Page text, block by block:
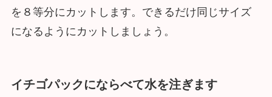
を８等分にカットします。できるだけ同じサイズ
になるようにカットしましょう。
イチゴパックにならべて水を注ぎます